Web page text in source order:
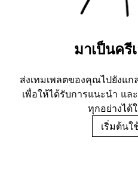
มาเป็นครี
ส่งเทมเพลตของคุณไปยังแก
เพื่อให้ได้รับการแนะนำ แ
ทุกอย่างได้
เริ่มต้นใ